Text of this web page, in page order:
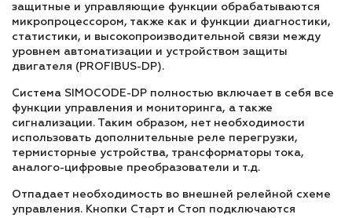
защитные и управляющие функции обрабатываются
микропроцессором, также как и функции диагностики,
статистики, и высокопроизводительной связи между
уровнем автоматизации и устройством защиты
двигателя (PROFIBUS-DP).
Система SIMOCODE-DP полностью включает в себя все
функции управления и мониторинга, а также
сигнализации. Таким образом, нет необходимости
использовать дополнительные реле перегрузки,
термисторные устройства, трансформаторы тока,
аналого-цифровые преобразователи и т.д.
Отпадает необходимость во внешней релейной схеме
управления. Кнопки Старт и Стоп подключаются